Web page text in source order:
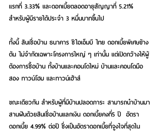
แรกที่ 3.33% และดอกเบี้ยตลอดอายุสัญญาที่ 5.21%
สำหรับผู้มีรายได้ประจำ 3 หมื่นบาทขึ้นไป
ทั้งนี้ สินเชื่อบ้าน ธนาคาร ซีไอเอ็มบี ไทย ดอกเบี้ยพิเศษข้าง
ต้น ไม่จำกัดเฉพาะโครงการใหญ่ ๆ เท่านั้น แต่เปิดกว้างให้ผู้
ต้องการซื้อบ้าน ทั้งบ้านและคอนโดใหม่ บ้านและคอนโดมือ
สอง ทาวน์โฮม และทาวน์เฮ้าส์
ขณะเดียวกัน สำหรับผู้ที่มีบ้านปลอดภาระ สามารถนำบ้านมา
สานฝันด้วยสินเชื่อบ้านแลกเงิน ดอกเบี้ยคงที่5 ปี  อัตรา
ดอกเบี้ย 4.99% ต่อปี ซึ่งเป็นอัตราดอกเบี้ยที่จูงใจที่สุดใน